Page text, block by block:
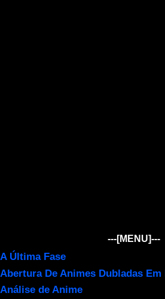
---[MENU]---
A Última Fase
Abertura De Animes Dubladas
Análise de Anime